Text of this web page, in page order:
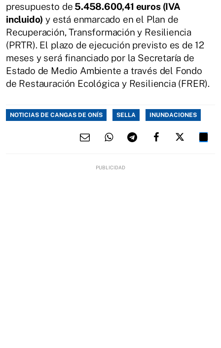
presupuesto de 5.458.600,41 euros (IVA
incluido) y está enmarcado en el Plan de
Recuperación, Transformación y Resiliencia
(PRTR). El plazo de ejecución previsto es de 12
meses y será financiado por la Secretaría de
Estado de Medio Ambiente a través del Fondo
de Restauración Ecológica y Resiliencia (FRER).
NOTICIAS DE CANGAS DE ONÍS SELLA INUNDACIONES